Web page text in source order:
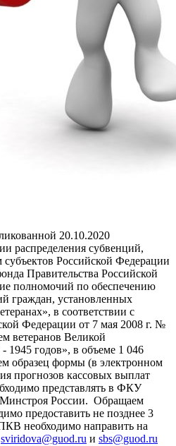
20.10.2020
распределения субвенций,
Российской Федерации
Правительства Российской
полномочий по обеспечению
граждан, установленных
в соответствии с
Федерации от 7 мая 2008 г. №
ветеранов Великой
1945 годов», в объеме 1 046
образец формы (в электронном
прогнозов кассовых выплат
представлять в ФКУ
России. Обращаем
предоставить не позднее 3
необходимо направить на
sviridova@guod.ru и sbs@guod.ru